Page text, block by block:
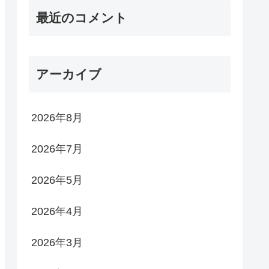
最近のコメント
アーカイブ
2026年8月
2026年7月
2026年5月
2026年4月
2026年3月